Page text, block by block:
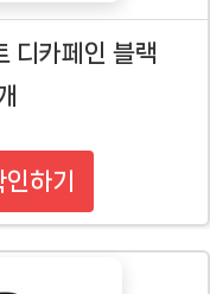
디카페인 블랙
하기